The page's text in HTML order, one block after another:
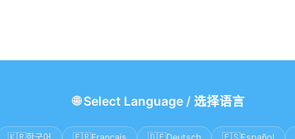
🌐Select Language/ 选择语言